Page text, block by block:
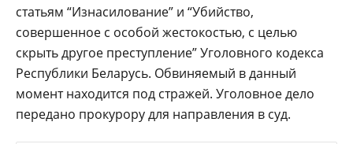
статьям “Изнасилование” и “Убийство,
совершенное с особой жестокостью, с целью
скрыть другое преступление” Уголовного кодекса
Республики Беларусь. Обвиняемый в данный
момент находится под стражей. Уголовное дело
передано прокурору для направления в суд.